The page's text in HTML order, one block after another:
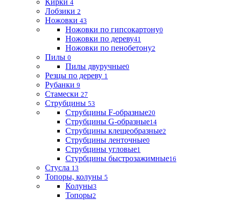
Кирки 4
Лобзики 2
Ножовки 43
Ножовки по гипсокартону0
Ножовки по дереву41
Ножовки по пенобетону2
Пилы 0
Пилы двуручные0
Резцы по дереву 1
Рубанки 9
Стамески 27
Струбцины 53
Струбцины F-образные20
Струбцины G-образные14
Струбцины клещеобразные2
Струбцины ленточные0
Струбцины угловые1
Стурбцины быстрозажимные16
Стусла 13
Топоры, колуны 5
Колуны3
Топоры2